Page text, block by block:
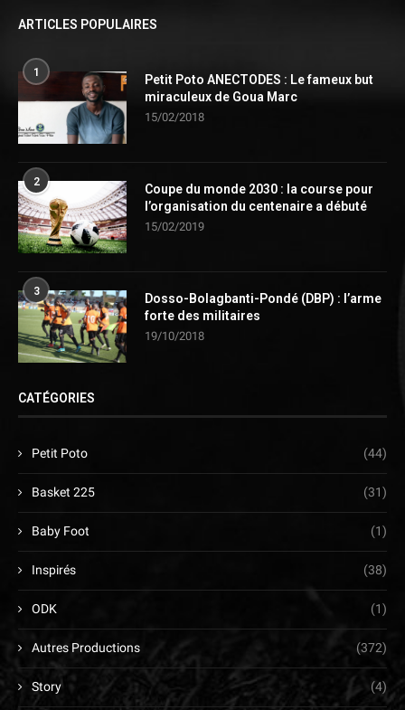
ARTICLES POPULAIRES
1
Petit Poto ANECTODES : Le fameux but
miraculeux de Goua Marc
15/02/2018
2
Coupe du monde 2030 : la course pour
l’organisation du centenaire a débuté
15/02/2019
3
Dosso-Bolagbanti-Pondé (DBP) : l’arme
forte des militaires
19/10/2018
CATÉGORIES
Petit Poto (44)
Basket 225 (31)
Baby Foot (1)
Inspirés (38)
ODK (1)
Autres Productions (372)
Story (4)